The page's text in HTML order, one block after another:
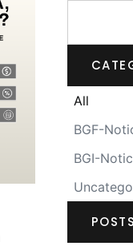
BGF-
BGI-
All